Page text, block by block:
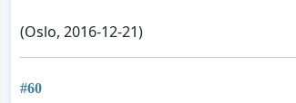
(Oslo, 2016-12-21)
#60